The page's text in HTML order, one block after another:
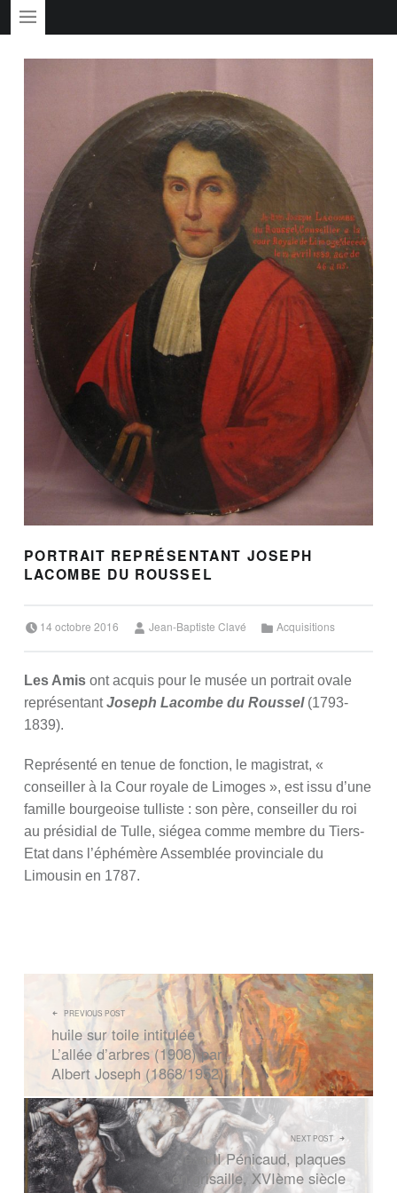
PORTRAIT REPRÉSENTANT JOSEPH
LACOMBE DU ROUSSEL
14 octobre 2016 Jean-Baptiste Clavé Acquisitions
Les Amis ont acquis pour le musée un portrait ovale
représentantJoseph Lacombe du Roussel (1793-
1839).
Représenté en tenue de fonction, le magistrat, «
conseiller à la Cour royale de Limoges », est issu d’une
famille bourgeoise tulliste : son père, conseiller du roi
au présidial de Tulle, siégea comme membre du Tiers-
Etat dans l’éphémère Assemblée provinciale du
Limousin en 1787.
NAVIGATION DE L’ARTICLE
PREVIOUS POST
huile sur toile intitulée
L’allée d’arbres (1908) par
Albert Joseph (1868/1952)
NEXT POST
Jean II Pénicaud, plaques
en grisaille, XVIème siècle